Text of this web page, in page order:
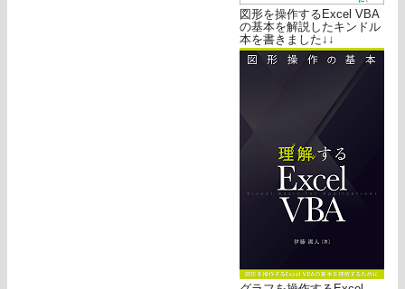
図形を操作するExcel VBA
の基本を解説したキンドル
本を書きました↓↓